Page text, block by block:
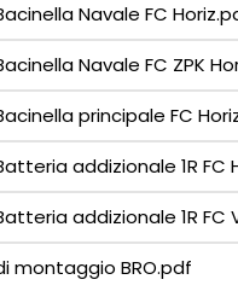
Navale FC
Navale FC ZPK
principale FC
addizionale 1R FC
addizionale 1R FC
montaggio BRO.pdf